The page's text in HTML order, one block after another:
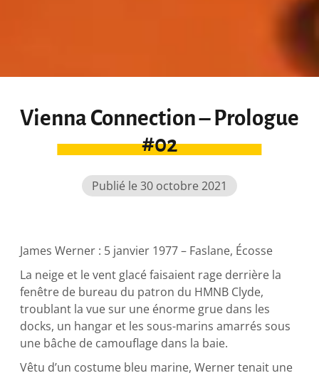
Vienna Connection – Prologue
#02
Publié le 30 octobre 2021
James Werner : 5 janvier 1977 – Faslane, Écosse
La neige et le vent glacé faisaient rage derrière la
fenêtre de bureau du patron du HMNB Clyde,
troublant la vue sur une énorme grue dans les
docks, un hangar et les sous-marins amarrés sous
une bâche de camouflage dans la baie.
Vêtu d’un costume bleu marine, Werner tenait une